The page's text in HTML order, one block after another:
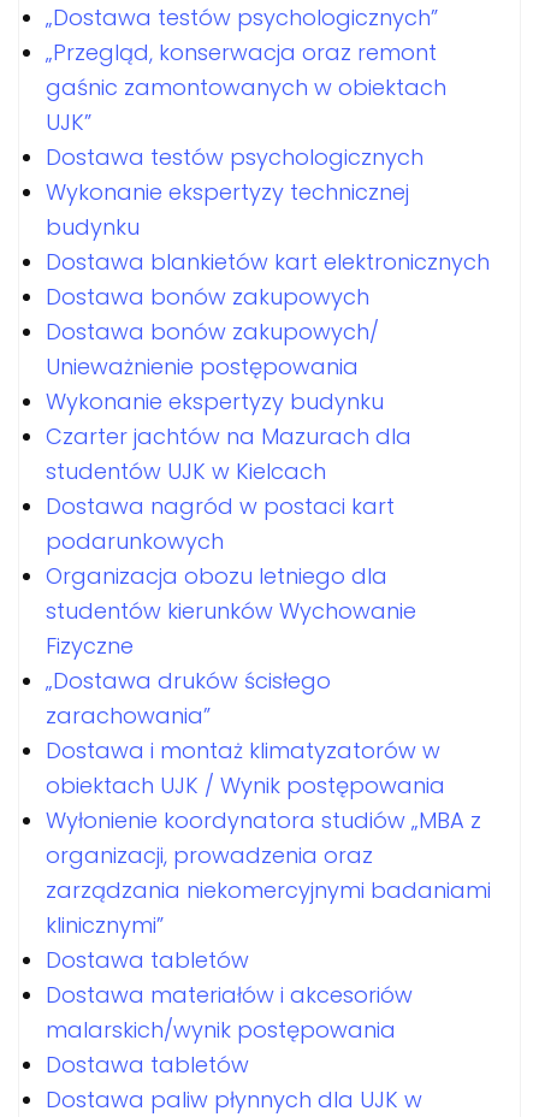
„Dostawa testów psychologicznych”
„Przegląd, konserwacja oraz remont
gaśnic zamontowanych w obiektach
UJK”
Dostawa testów psychologicznych
Wykonanie ekspertyzy technicznej
budynku
Dostawa blankietów kart elektronicznych
Dostawa bonów zakupowych
Dostawa bonów zakupowych/
Unieważnienie postępowania
Wykonanie ekspertyzy budynku
Czarter jachtów na Mazurach dla
studentów UJK w Kielcach
Dostawa nagród w postaci kart
podarunkowych
Organizacja obozu letniego dla
studentów kierunków Wychowanie
Fizyczne
„Dostawa druków ścisłego
zarachowania”
Dostawa i montaż klimatyzatorów w
obiektach UJK / Wynik postępowania
Wyłonienie koordynatora studiów „MBA z
organizacji, prowadzenia oraz
zarządzania niekomercyjnymi badaniami
klinicznymi”
Dostawa tabletów
Dostawa materiałów i akcesoriów
malarskich/wynik postępowania
Dostawa tabletów
Dostawa paliw płynnych dla UJK w